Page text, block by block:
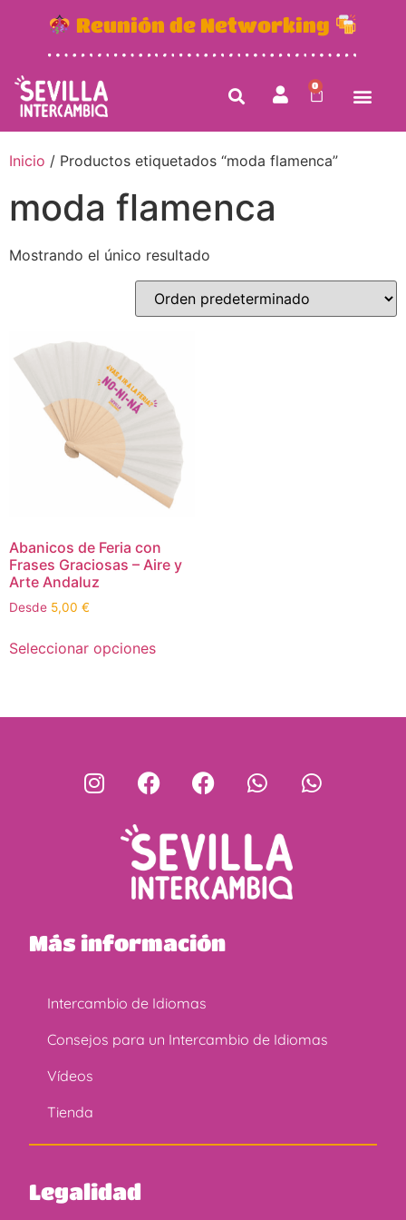
Reunión de Networking
0
Inicio / Productos etiquetados “moda flamenca”
moda flamenca
Mostrando el único resultado
Abanicos de Feria con
Frases Graciosas – Aire y
Arte Andaluz
Desde 5,00 €
Seleccionar opciones
Más información
Intercambio de Idiomas
Consejos para un Intercambio de Idiomas
Vídeos
Tienda
Legalidad